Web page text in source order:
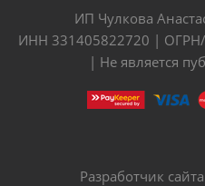
ИП Чулкова
ИНН 331405822720 |
| Не является
Разработчик